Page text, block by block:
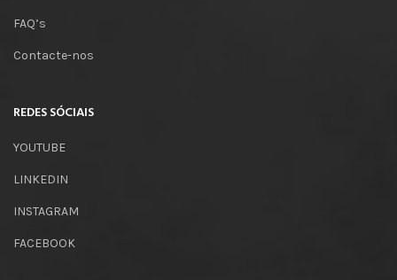
FAQ’s
Contacte-nos
REDES SÓCIAIS
YOUTUBE
LINKEDIN
INSTAGRAM
FACEBOOK